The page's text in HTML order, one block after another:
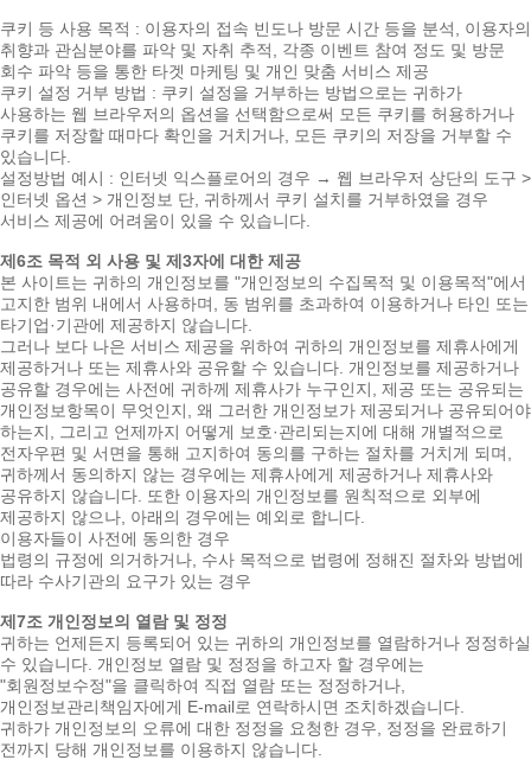
쿠키 등 사용 목적 : 이용자의 접속 빈도나 방문 시간 등을 분석, 이용자의
취향과 관심분야를 파악 및 자취 추적, 각종 이벤트 참여 정도 및 방문
회수 파악 등을 통한 타겟 마케팅 및 개인 맞춤 서비스 제공
쿠키 설정 거부 방법 : 쿠키 설정을 거부하는 방법으로는 귀하가
사용하는 웹 브라우저의 옵션을 선택함으로써 모든 쿠키를 허용하거나
쿠키를 저장할 때마다 확인을 거치거나, 모든 쿠키의 저장을 거부할 수
있습니다.
설정방법 예시 : 인터넷 익스플로어의 경우 → 웹 브라우저 상단의 도구 >
인터넷 옵션 > 개인정보 단, 귀하께서 쿠키 설치를 거부하였을 경우
서비스 제공에 어려움이 있을 수 있습니다.
제6조 목적 외 사용 및 제3자에 대한 제공
본 사이트는 귀하의 개인정보를 "개인정보의 수집목적 및 이용목적"에서
고지한 범위 내에서 사용하며, 동 범위를 초과하여 이용하거나 타인 또는
타기업·기관에 제공하지 않습니다.
그러나 보다 나은 서비스 제공을 위하여 귀하의 개인정보를 제휴사에게
제공하거나 또는 제휴사와 공유할 수 있습니다. 개인정보를 제공하거나
공유할 경우에는 사전에 귀하께 제휴사가 누구인지, 제공 또는 공유되는
개인정보항목이 무엇인지, 왜 그러한 개인정보가 제공되거나 공유되어야
하는지, 그리고 언제까지 어떻게 보호·관리되는지에 대해 개별적으로
전자우편 및 서면을 통해 고지하여 동의를 구하는 절차를 거치게 되며,
귀하께서 동의하지 않는 경우에는 제휴사에게 제공하거나 제휴사와
공유하지 않습니다. 또한 이용자의 개인정보를 원칙적으로 외부에
제공하지 않으나, 아래의 경우에는 예외로 합니다.
이용자들이 사전에 동의한 경우
법령의 규정에 의거하거나, 수사 목적으로 법령에 정해진 절차와 방법에
따라 수사기관의 요구가 있는 경우
제7조 개인정보의 열람 및 정정
귀하는 언제든지 등록되어 있는 귀하의 개인정보를 열람하거나 정정하실
수 있습니다. 개인정보 열람 및 정정을 하고자 할 경우에는
"회원정보수정"을 클릭하여 직접 열람 또는 정정하거나,
개인정보관리책임자에게 E-mail로 연락하시면 조치하겠습니다.
귀하가 개인정보의 오류에 대한 정정을 요청한 경우, 정정을 완료하기
전까지 당해 개인정보를 이용하지 않습니다.